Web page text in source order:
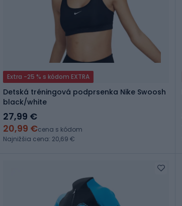
Extra -25 % s kódom EXTRA
Detská tréningová podprsenka Nike Swoosh
black/white
27,99 €
20,99 €cena s kódom
Najnižšia cena: 20,69 €